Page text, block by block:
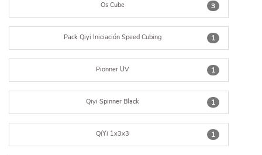
3
Os Cube
1
Pack Qiyi Iniciación Speed Cubing
1
Pionner UV
1
Qiyi Spinner Black
1
QiYi 1x3x3